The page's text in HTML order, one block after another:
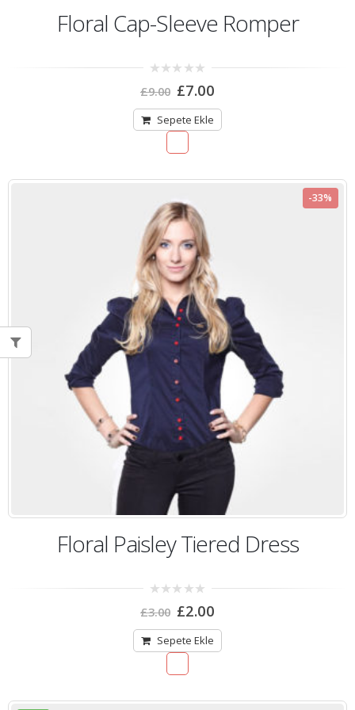
Floral Cap-Sleeve Romper
out
£9.00 £7.00
Sepete Ekle
-33%
Floral Paisley Tiered Dress
out
5
£3.00 £2.00
Sepete Ekle